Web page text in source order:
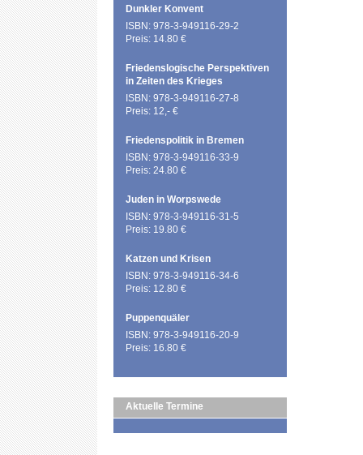
Dunkler Konvent
ISBN: 978-3-949116-29-2
Preis: 14.80 €
Friedenslogische Perspektiven
in Zeiten des Krieges
ISBN: 978-3-949116-27-8
Preis: 12,- €
Friedenspolitik in Bremen
ISBN: 978-3-949116-33-9
Preis: 24.80 €
Juden in Worpswede
ISBN: 978-3-949116-31-5
Preis: 19.80 €
Katzen und Krisen
ISBN: 978-3-949116-34-6
Preis: 12.80 €
Puppenquäler
ISBN: 978-3-949116-20-9
Preis: 16.80 €
Aktuelle Termine